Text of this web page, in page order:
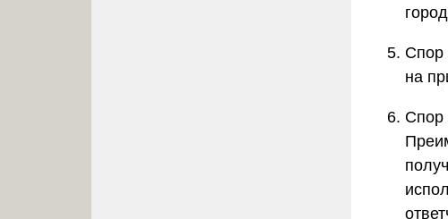
Спор
на
Спор